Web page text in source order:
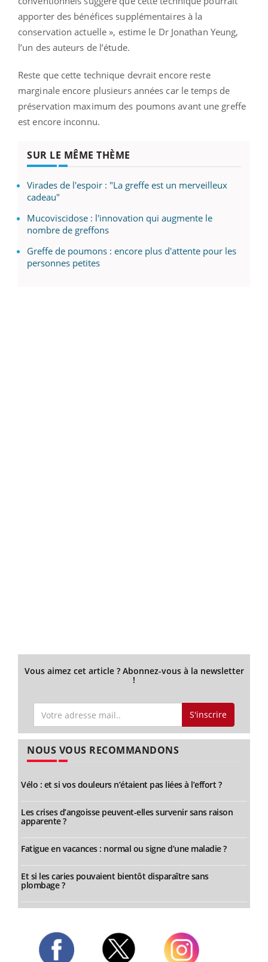
apporter des bénéfices supplémentaires à la
conservation actuelle », estime le Dr Jonathan Yeung,
l’un des auteurs de l’étude.
Reste que cette technique devrait encore reste
marginale encore plusieurs années car le temps de
préservation maximum des poumons avant une greffe
est encore inconnu.
SUR LE MÊME THÈME
Virades de l'espoir : "La greffe est un merveilleux
cadeau"
Mucoviscidose : l'innovation qui augmente le
nombre de greffons
Greffe de poumons : encore plus d'attente pour les
personnes petites
Vous aimez cet article ? Abonnez-vous à la newsletter
!
S'inscrire
NOUS VOUS RECOMMANDONS
Vélo : et si vos douleurs n’étaient pas liées à l’effort ?
Les crises d’angoisse peuvent-elles survenir sans raison
apparente ?
Fatigue en vacances : normal ou signe d’une maladie ?
Et si les caries pouvaient bientôt disparaître sans
plombage ?